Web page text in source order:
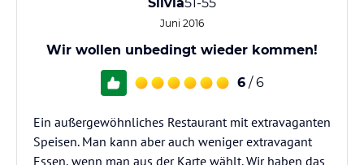
Juni 2016
Wir wollen unbedingt wieder kommen!
6 / 6
Ein außergewöhnliches Restaurant mit extravaganten
Speisen. Man kann aber auch weniger extravagant
Essen, wenn man aus der Karte wählt. Wir haben das